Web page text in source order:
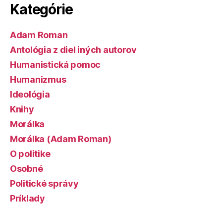
Kategórie
Adam Roman
Antológia z diel iných autorov
Humanistická pomoc
Humanizmus
Ideológia
Knihy
Morálka
Morálka (Adam Roman)
O politike
Osobné
Politické správy
Príklady